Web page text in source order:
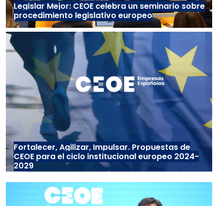
Legislar Mejor: CEOE celebra un seminario sobre
procedimiento legislativo europeo
Fortalecer, Agilizar, Impulsar. Propuestas de
CEOE para el ciclo institucional europeo 2024-
2029